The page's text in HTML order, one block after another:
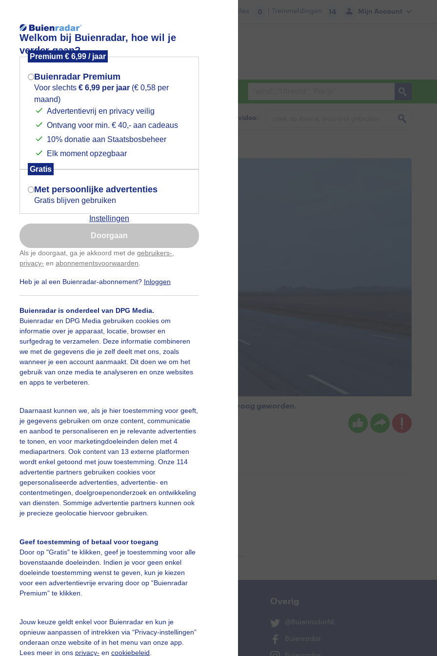
Welkom bij Buienradar, hoe wil je
verder gaan?
Premium € 6,99 / jaar
Buienradar Premium
Voor slechts € 6,99 per jaar (€ 0,58 per
maand)
Advertentievrij en privacy veilig
Ontvang voor min. € 40,- aan cadeaus
10% donatie aan Staatsbosbeheer
Elk moment opzegbaar
Gratis
Met persoonlijke advertenties
Gratis blijven gebruiken
Instellingen
Doorgaan
Als je doorgaat, ga je akkoord met de gebruikers-
privacy- en abonnementsvoorwaarden
Heb je al een Buienradar-abonnement? Inloggen
Buienradar is onderdeel van DPG Media.
Buienradar en DPG Media gebruiken cookies om
informatie over je apparaat, locatie, browser en
surfgedrag te verzamelen. Deze informatie combineren
we met de gegevens die je zelf deelt met ons, zoals
wanneer je een account aanmaakt. Dit doen we om het
gebruik van onze media te analyseren en onze websites
en apps te verbeteren.
Daarnaast kunnen we, als je hier toestemming voor geeft,
je gegevens gebruiken om onze content, communicatie
en aanbod te personaliseren en je relevante advertenties
te tonen, en voor marketingdoeleinden delen met 4
mediapartners. Ook content van 13 externe platformen
wordt enkel getoond met jouw toestemming. Onze 114
advertentie partners gebruiken cookies voor
gepersonaliseerde advertenties, advertentie- en
contentmetingen, doelgroepenonderzoek en ontwikkeling
van diensten. Sommige advertentie partners kunnen ook
je precieze geolocatie hiervoor gebruiken.
Geef toestemming of betaal voor toegang
Door op "Gratis" te klikken, geef je toestemming voor alle
bovenstaande doeleinden. Indien je voor geen enkel
doeleinde toestemming wenst te geven, kun je kiezen
voor een advertentievrije ervaring door op “Buienradar
Premium” te klikken.
Jouw keuze geldt enkel voor Buienradar en kun je
opnieuw aanpassen of intrekken via “Privacy-instellingen”
onderaan onze website of in het menu van onze app.
Lees meer in ons privacy- en cookiebeleid
Mijn Account
Files 0 | Treinmeldingen 14
Foto en video Weerzine
Zoeken in foto & video:
op een grijs Texel dichtbij de Cocksdorp. Wel droog geworden.
Frans Alderse Baas Gemaakt: 12-02-2026, 33x bekeken
Wolken
slideshow
Een moment geduld aub...
vragen
De Bilt
Overig
@BuienradarNL
Buienradar
Mogen we je locatie gebruiken voor
het weer?
Indien je hier nog geen akkoord op hebt
gegeven, verschijnt er zo een pop-up uit
je browser waarin deze toestemming
gevraagd wordt.
Is goed, toon de popup
Nu niet, misschien later
Gebruik je Safari en wil je niet elke dag deze pop-up
Klikhierom dit aan te passen